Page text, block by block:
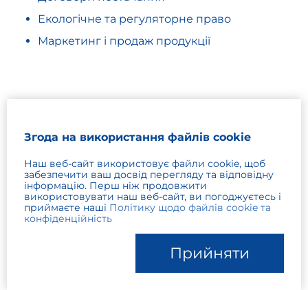
Екологічне та регуляторне право
Маркетинг і продаж продукції
© 2026 Robinson Patman
Згода на використання файлів cookie
Наш веб-сайт використовує файли cookie, щоб
забезпечити ваш досвід перегляду та відповідну
інформацію. Перш ніж продовжити
використовувати наш веб-сайт, ви погоджуєтесь і
приймаєте наші Політику щодо файлів cookie та
конфіденційність
Прийняти